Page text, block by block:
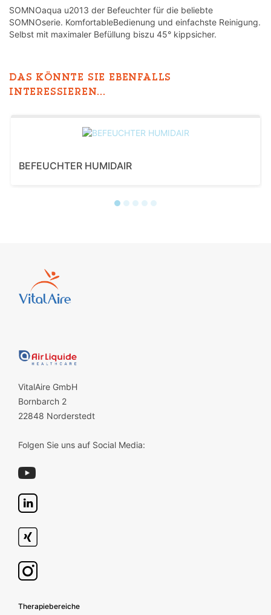
SOMNOaqua u2013 der Befeuchter für die beliebte
SOMNOserie. KomfortableBedienung und einfachste Reinigung.
Selbst mit maximaler Befüllung biszu 45° kippsicher.
DAS KÖNNTE SIE EBENFALLS
INTERESSIEREN...
BEFEUCHTER HUMIDAIR
VitalAire GmbH
Bornbarch 2
22848 Norderstedt
Folgen Sie uns auf Social Media:
Footer secondary
Therapiebereiche